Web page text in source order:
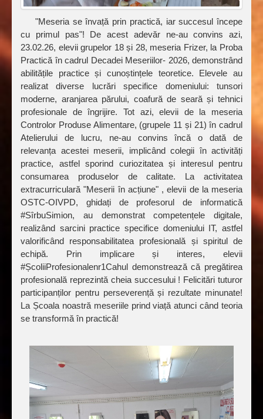
"Meseria se învață prin practică, iar succesul începe
cu primul pas"! De acest adevăr ne-au convins azi,
23.02.26, elevii grupelor 18 și 28, meseria Frizer, la Proba
Practică în cadrul Decadei Meseriilor- 2026, demonstrând
abilitățile practice și cunoștințele teoretice. Elevele au
realizat diverse lucrări specifice domeniului: tunsori
moderne, aranjarea părului, coafură de seară și tehnici
profesionale de îngrijire. Tot azi, elevii de la meseria
Controlor Produse Alimentare, (grupele 11 și 21) în cadrul
Atelierului de lucru, ne-au convins încă o dată de
relevanța acestei meserii, implicând colegii în activități
practice, astfel sporind curiozitatea și interesul pentru
consumarea produselor de calitate. La activitatea
extracurriculară "Meserii în acțiune" , elevii de la meseria
OSTC-OIVPD, ghidați de profesorul de informatică
#SîrbuSimion, au demonstrat competențele digitale,
realizând sarcini practice specifice domeniului IT, astfel
valorificând responsabilitatea profesională și spiritul de
echipă. Prin implicare și interes, elevii
#ȘcoliiProfesionalenr1Cahul demonstrează că pregătirea
profesională reprezintă cheia succesului ! Felicitări tuturor
participanților pentru perseverență și rezultate minunate!
La Școala noastră meseriile prind viață atunci când teoria
se transformă în practică!